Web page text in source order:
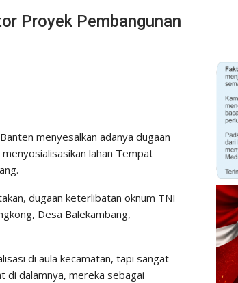
Proyek Pembangunan
menyesalkan adanya dugaan
lahan Tempat
dugaan keterlibatan oknum TNI
Desa Balekambang,
di aula kecamatan, tapi sangat
di dalamnya, mereka sebagai